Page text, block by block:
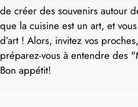
de créer des souvenirs autour
que la cuisine est un art, et
d’art ! Alors, invitez vos
préparez-vous à entendre des
Bon appétit!